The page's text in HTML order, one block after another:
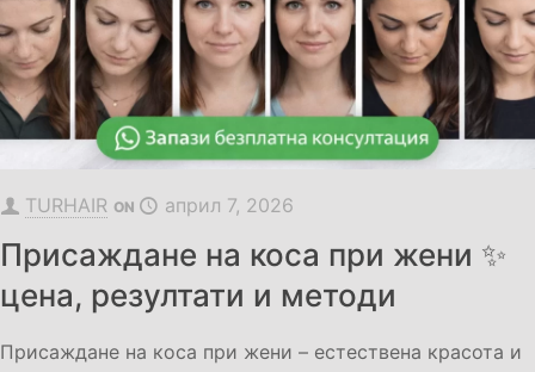
TURHAIR ON април 7, 2026
Присаждане на коса при жени ✨
цена, резултати и методи
Присаждане на коса при жени – естествена красота и